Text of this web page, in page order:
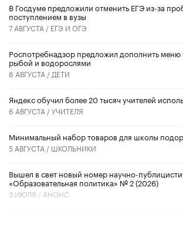
В Госдуме предложили отменить ЕГЭ из-за
поступлением в вузы
7 АВГУСТА / ЕГЭ И ОГЭ
Роспотребнадзор предложил дополнить меню
рыбой и водорослями
6 АВГУСТА / ДЕТИ
​Яндекс обучил более 20 тысяч учителей
6 АВГУСТА /УЧИТЕЛЯ
Минимальный набор товаров для школы
5 АВГУСТА / ШКОЛЬНИКИ
Вышел в свет новый номер научно-
«Образовательная политика» № 2 (2026)
3 ИЮЛЯ / АНОНС